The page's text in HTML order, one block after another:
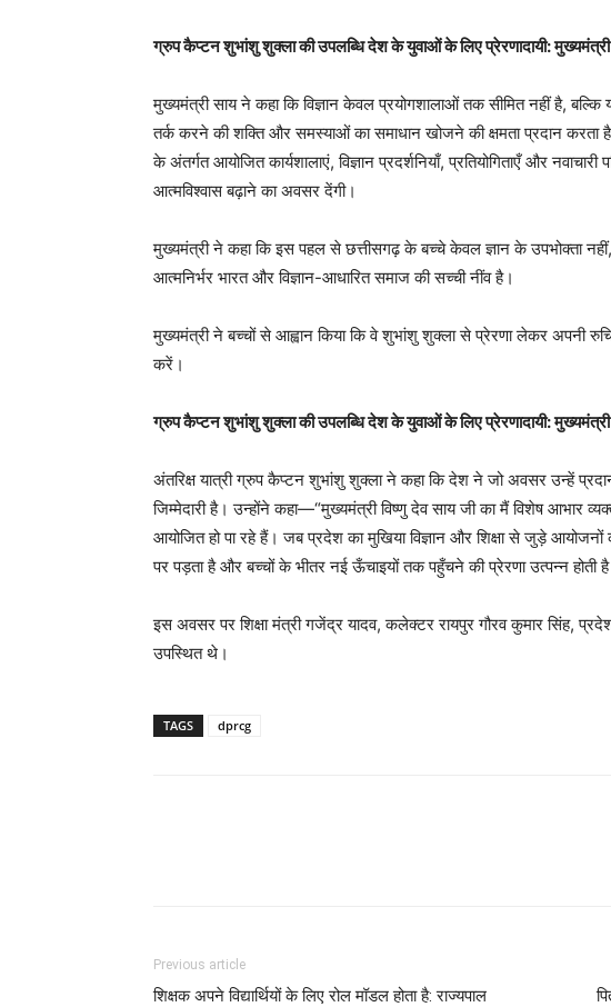
ग्रुप कैप्टन शुभांशु शुक्ला की उपलब्धि देश के युवाओं के लिए प्रेरणादायी:
मुख्यमंत्री साय ने कहा कि विज्ञान केवल प्रयोगशालाओं तक सीमित नहीं है,
तर्क करने की शक्ति और समस्याओं का समाधान खोजने की क्षमता प्रदान करता
के अंतर्गत आयोजित कार्यशालाएं, विज्ञान प्रदर्शनियाँ, प्रतियोगिताएँ और
आत्मविश्वास बढ़ाने का अवसर देंगी।
मुख्यमंत्री ने कहा कि इस पहल से छत्तीसगढ़ के बच्चे केवल ज्ञान के उपभोक्ता
आत्मनिर्भर भारत और विज्ञान-आधारित समाज की सच्ची नींव है।
मुख्यमंत्री ने बच्चों से आह्वान किया कि वे शुभांशु शुक्ला से प्रेरणा लेकर अपनी
करें।
ग्रुप कैप्टन शुभांशु शुक्ला की उपलब्धि देश के युवाओं के लिए प्रेरणादायी:
अंतरिक्ष यात्री ग्रुप कैप्टन शुभांशु शुक्ला ने कहा कि देश ने जो अवसर उन्हें
जिम्मेदारी है। उन्होंने कहा—“मुख्यमंत्री विष्णु देव साय जी का मैं विशेष आभार
आयोजित हो पा रहे हैं। जब प्रदेश का मुखिया विज्ञान और शिक्षा से जुड़े
पर पड़ता है और बच्चों के भीतर नई ऊँचाइयों तक पहुँचने की प्रेरणा उत्पन्न होती
इस अवसर पर शिक्षा मंत्री गजेंद्र यादव, कलेक्टर रायपुर गौरव कुमार सिंह,
उपस्थित थे।
TAGS dprcg
Previous article
शिक्षक अपने विद्यार्थियों के लिए रोल मॉडल होता है: राज्यपाल